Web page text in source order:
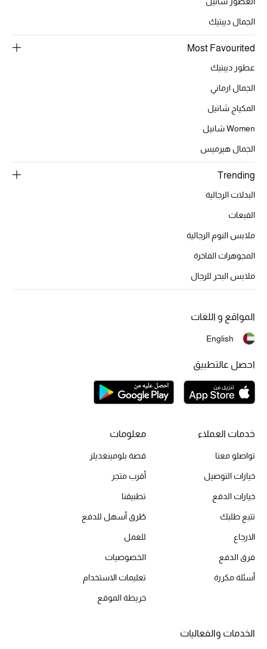
الحقائب النسائية
دليل ملتزمات الحقائب
حقائب الأطفال
أبرز المصممين
تسوقوا الحقائب
أحذية النسائية
أحذية للأطفال
أبرز المصممين
تسوقوا الأحذية
الجمال ديبتيك
Most Favourited
عطور ديبتيك
الجمال ارماني
المكياج شانيل
Women شانيل
الجمال هيرميس
Trending
البدلات الرجالية
القبعات
ملابس النوم الرجالية
المجوهرات الفاخرة
ملابس البحر للرجال
خدمات العملاء
تواصلو معنا
خيارات التوصيل
خيارات الدفع
تتبع طلبك
الارجاع
فرق الدفع
أسئلة مكررة
معلومات
قصة بلومينغديلز
أقرب متجر
تطبيقنا
طُرق أسهل للدفع
للعمل
الخصوصيات
تعليمات الاستخدام
خريطة الموقع
الخدمات والفعاليات
المواقع و اللغات
English
احصل عالتطبيق